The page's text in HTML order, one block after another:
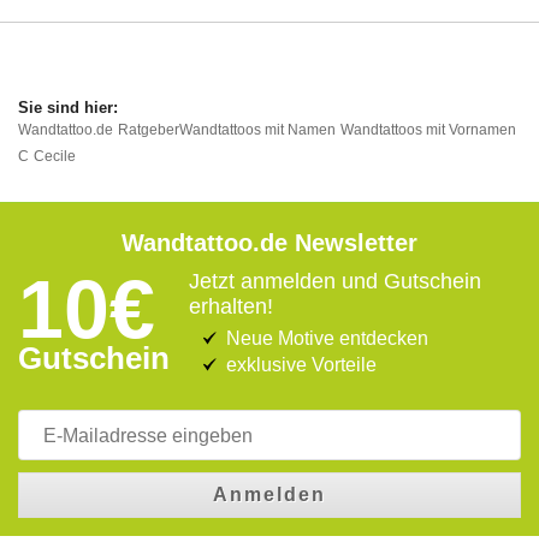
Wandtattoo.de RatgeberWandtattoos mit Namen Wandtattoos mit Vornamen
C Cecile
Wandtattoo.de Newsletter
10€
Gutschein
Jetzt anmelden und Gutschein
erhalten!
Neue Motive entdecken
exklusive Vorteile
Anmelden